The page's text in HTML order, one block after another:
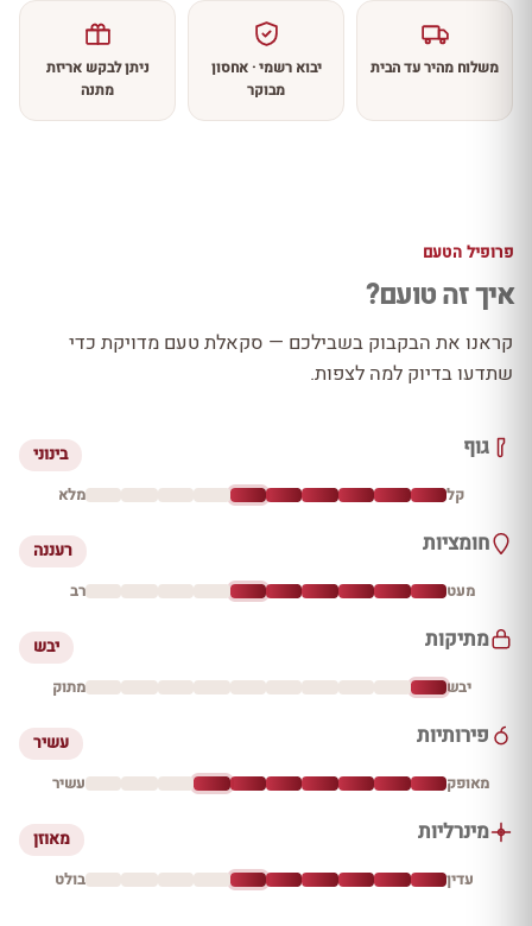
משלוח מהיר עד הבית
יבוא רשמי · אחסון
מבוקר
ניתן לבקש אריזת
מתנה
פרופיל הטעם
איך זה טועם?
קראנו את הבקבוק בשבילכם — סקאלת טעם מדויקת כדי
שתדעו בדיוק למה לצפות.
גוף בינוני
קל מלא
חומציות רעננה
מעט רב
מתיקות יבש
יבש מתוק
פירותיות עשיר
מאופק עשיר
מינרליות מאוזן
עדין בולט